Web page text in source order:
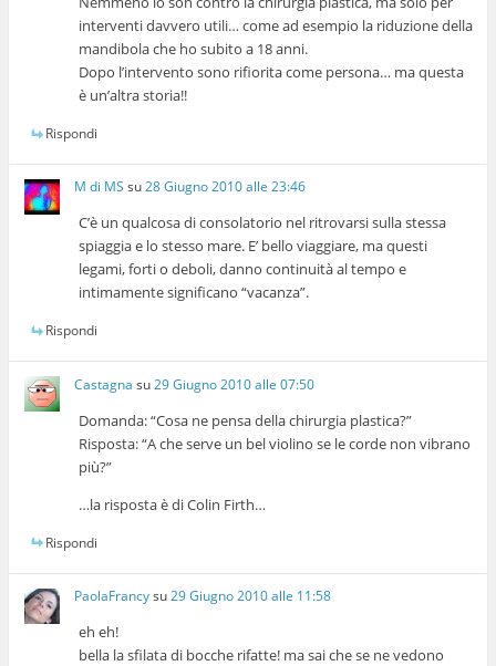
interventi davvero utili… come ad esempio la riduzione della
mandibola che ho subito a 18 anni.
Dopo l’intervento sono rifiorita come persona… ma questa
è un’altra storia!!
Rispondi
M di MS su28 Giugno 2010 alle 23:46
C’è un qualcosa di consolatorio nel ritrovarsi sulla stessa
spiaggia e lo stesso mare. E’ bello viaggiare, ma questi
legami, forti o deboli, danno continuità al tempo e
intimamente significano “vacanza”.
Rispondi
Castagna su29 Giugno 2010 alle 07:50
Domanda: “Cosa ne pensa della chirurgia plastica?”
Risposta: “A che serve un bel violino se le corde non vibrano
più?”
…la risposta è di Colin Firth…
Rispondi
PaolaFrancysu29 Giugno 2010 alle 11:58
eh eh!
bella la sfilata di bocche rifatte! ma sai che se ne vedono